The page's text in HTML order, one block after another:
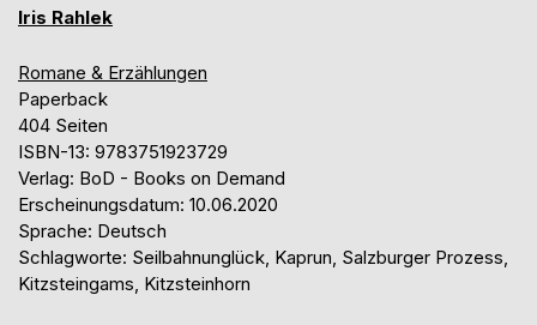
Iris Rahlek
Romane & Erzählungen
Paperback
404 Seiten
ISBN-13: 9783751923729
Verlag: BoD - Books on Demand
Erscheinungsdatum: 10.06.2020
Sprache: Deutsch
Schlagworte: Seilbahnunglück, Kaprun, Salzburger Prozess,
Kitzsteingams, Kitzsteinhorn